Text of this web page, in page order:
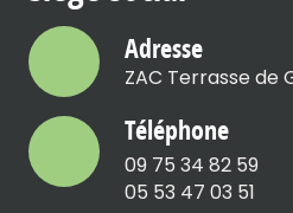
Adresse
ZAC Terrasse de
Téléphone
09 75 34 82 59
05 53 47 03 51